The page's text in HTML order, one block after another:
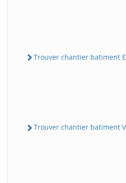
Trouver chantier batiment
Trouver chantier batiment